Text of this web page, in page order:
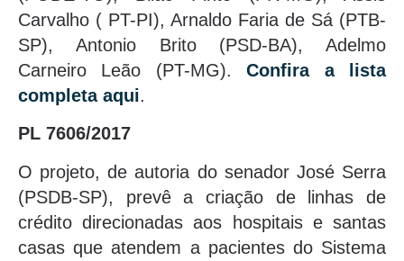
Carvalho ( PT-PI), Arnaldo Faria de Sá (PTB-
SP), Antonio Brito (PSD-BA), Adelmo
Carneiro Leão (PT-MG).Confira a lista
completa aqui.
PL 7606/2017
O projeto, de autoria do senador José Serra
(PSDB-SP), prevê a criação de linhas de
crédito direcionadas aos hospitais e santas
casas que atendem a pacientes do Sistema